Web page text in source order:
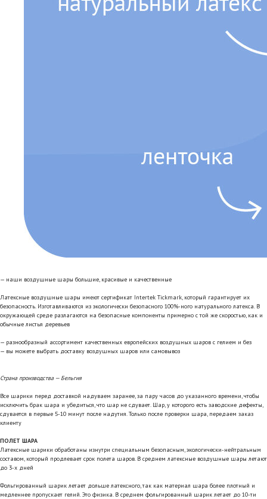
— наши воздушные шары большие, красивые и качественные
Латексные воздушные шары имеют сертификат Intertek Tickmark, который гарантирует их
безопасность. Изготавливаются из экологически безопасного 100%-ного натурального латекса. В
окружающей среде разлагаются на безопасные компоненты примерно с той же скоростью, как и
обычные листья деревьев
— разнообразный ассортимент качественных европейских воздушных шаров с гелием и без
— вы можете выбрать доставку воздушных шаров или самовывоз
Страна производства — Бельгия
Все шарики перед доставкой надуваем заранее, за пару часов до указанного времени, чтобы
исключить брак шара и убедиться, что шар не сдувает. Шар, у которого есть заводские дефекты,
сдувается в первые 5-10 минут после надутия. Только после проверки шара, передаем заказ
клиенту
ПОЛЕТ ШАРА
Латексные шарики обработаны изнутри специальным безопасным, экологически-нейтральным
составом, который продлевает срок полета шаров. В среднем латексные воздушные шары летают
до 3-х дней
Фольгированный шарик летает дольше латексного, так как материал шара более плотный и
медленнее пропускает гелий. Это физика. В среднем фольгированный шарик летает до 10-ти